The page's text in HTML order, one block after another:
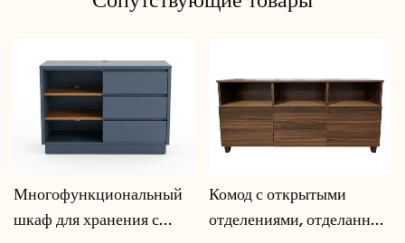
Многофункциональный
шкаф для хранения с
Комод с открытыми
отделениями, отделанный